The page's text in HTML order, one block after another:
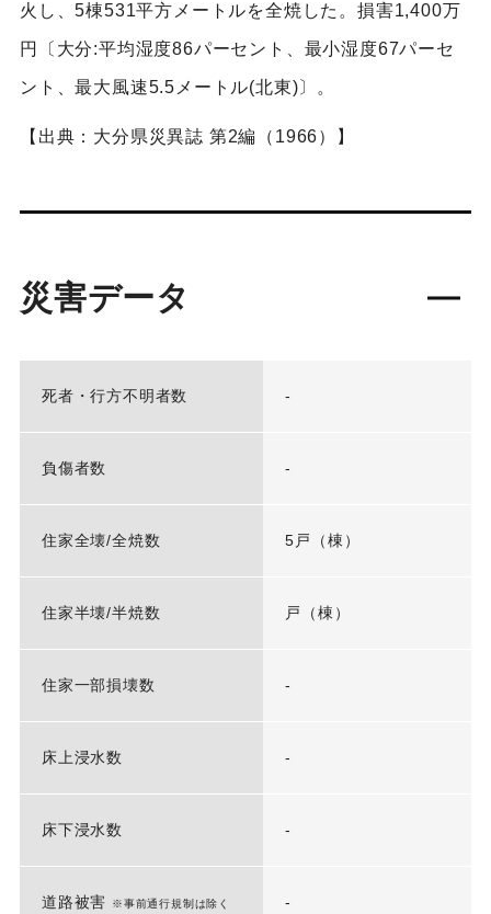
火し、5棟531平方メートルを全焼した。損害1,400万
円〔大分:平均湿度86パーセント、最小湿度67パーセ
ント、最大風速5.5メートル(北東)〕。
【出典：大分県災異誌 第2編（1966）】
災害データ
死者・行方不明者数 -
負傷者数 -
住家全壊/全焼数 5戸（棟）
住家半壊/半焼数 戸（棟）
住家一部損壊数 -
床上浸水数 -
床下浸水数 -
道路被害 ※事前通行規制は除く -